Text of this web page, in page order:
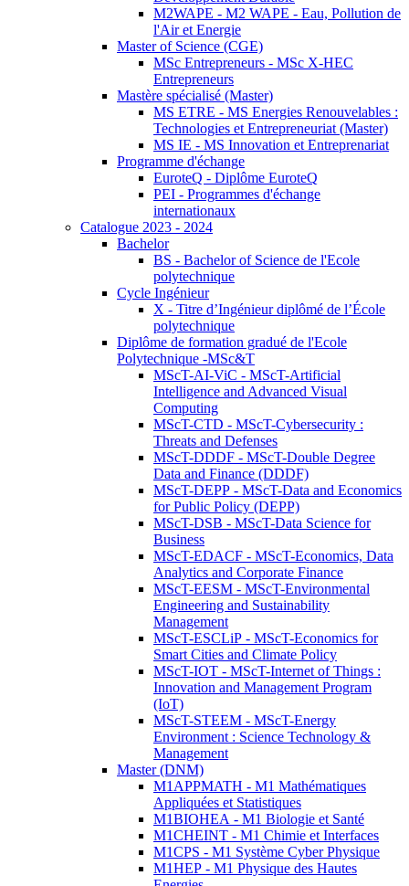
M2WAPE - M2 WAPE - Eau, Pollution de
l'Air et Energie
Master of Science (CGE)
MSc Entrepreneurs - MSc X-HEC
Entrepreneurs
Mastère spécialisé (Master)
MS ETRE - MS Energies Renouvelables :
Technologies et Entrepreneuriat (Master)
MS IE - MS Innovation et Entreprenariat
Programme d'échange
EuroteQ - Diplôme EuroteQ
PEI - Programmes d'échange
internationaux
Catalogue 2023 - 2024
Bachelor
BS - Bachelor of Science de l'Ecole
polytechnique
Cycle Ingénieur
X - Titre d’Ingénieur diplômé de l’École
polytechnique
Diplôme de formation gradué de l'Ecole
Polytechnique -MSc&T
MScT-AI-ViC - MScT-Artificial
Intelligence and Advanced Visual
Computing
MScT-CTD - MScT-Cybersecurity :
Threats and Defenses
MScT-DDDF - MScT-Double Degree
Data and Finance (DDDF)
MScT-DEPP - MScT-Data and Economics
for Public Policy (DEPP)
MScT-DSB - MScT-Data Science for
Business
MScT-EDACF - MScT-Economics, Data
Analytics and Corporate Finance
MScT-EESM - MScT-Environmental
Engineering and Sustainability
Management
MScT-ESCLiP - MScT-Economics for
Smart Cities and Climate Policy
MScT-IOT - MScT-Internet of Things :
Innovation and Management Program
(IoT)
MScT-STEEM - MScT-Energy
Environment : Science Technology &
Management
Master (DNM)
M1APPMATH - M1 Mathématiques
Appliquées et Statistiques
M1BIOHEA - M1 Biologie et Santé
M1CHEINT - M1 Chimie et Interfaces
M1CPS - M1 Système Cyber Physique
M1HEP - M1 Physique des Hautes